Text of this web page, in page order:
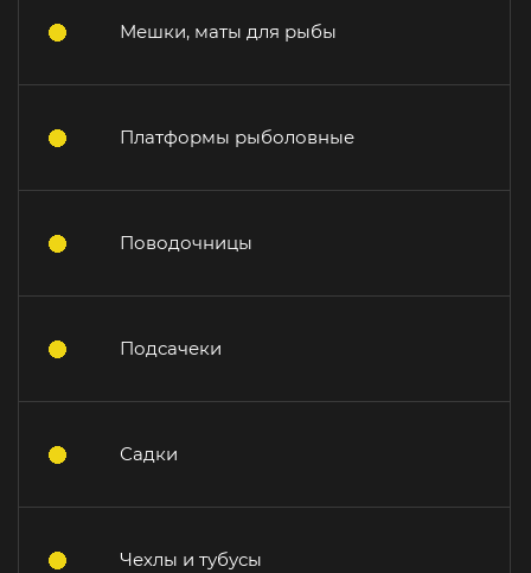
Мешки, маты для рыбы
Платформы рыболовные
Поводочницы
Подсачеки
Садки
Чехлы и тубусы